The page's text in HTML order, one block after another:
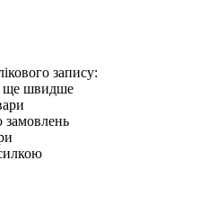
запису:
ще швидше
замовлень